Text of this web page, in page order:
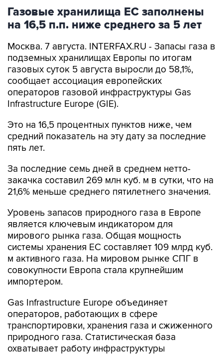
Газовые хранилища ЕС заполнены
на 16,5 п.п. ниже среднего за 5 лет
Москва. 7 августа. INTERFAX.RU - Запасы газа в
подземных хранилищах Европы по итогам
газовых суток 5 августа выросли до 58,1%,
сообщает ассоциация европейских
операторов газовой инфраструктуры Gas
Infrastructure Europe (GIE).
Это на 16,5 процентных пунктов ниже, чем
средний показатель на эту дату за последние
пять лет.
За последние семь дней в среднем нетто-
закачка составил 269 млн куб. м в сутки, что на
21,6% меньше среднего пятилетнего значения.
Уровень запасов природного газа в Европе
является ключевым индикатором для
мирового рынка газа. Общая мощность
системы хранения ЕС составляет 109 млрд куб.
м активного газа. На мировом рынке СПГ в
совокупности Европа стала крупнейшим
импортером.
Gas Infrastructure Europe объединяет
операторов, работающих в сфере
транспортировки, хранения газа и сжиженного
природного газа. Статистическая база
охватывает работу инфраструктуры